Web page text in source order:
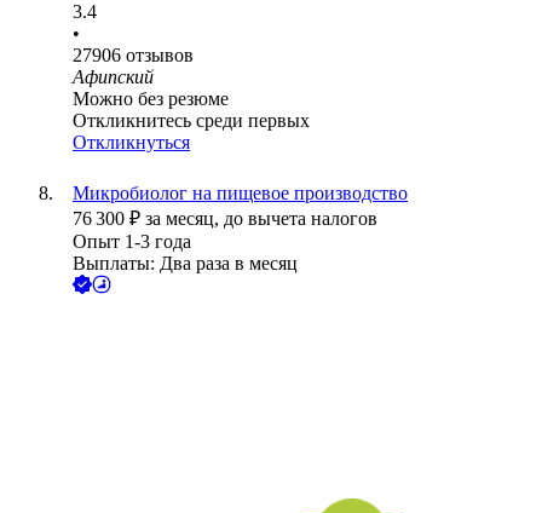
3.4
•
27906 отзывов
Афипский
Можно без резюме
Откликнитесь среди первых
Откликнуться
Микробиолог на пищевое производство
76 300 ₽ за месяц, до вычета налогов
Опыт 1-3 года
Выплаты: Два раза в месяц